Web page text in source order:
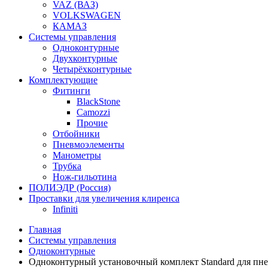
VAZ (ВАЗ)
VOLKSWAGEN
КАМАЗ
Системы управления
Одноконтурные
Двухконтурные
Четырёхконтурные
Комплектующие
Фитинги
BlackStone
Camozzi
Прочие
Отбойники
Пневмоэлементы
Манометры
Трубка
Нож-гильотина
ПОЛИЭДР (Россия)
Проставки для увеличения клиренса
Infiniti
Главная
Системы управления
Одноконтурные
Одноконтурный установочный комплект Standard для